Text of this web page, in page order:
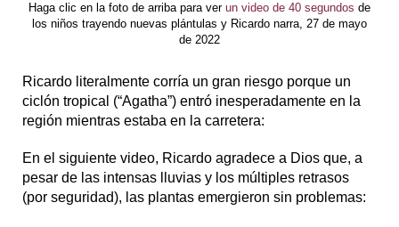
Haga clic en la foto de arriba para ver un video de 40 segundos de
los niños trayendo nuevas plántulas y Ricardo narra, 27 de mayo
de 2022
Ricardo literalmente corría un gran riesgo porque un
ciclón tropical (“Agatha”) entró inesperadamente en la
región mientras estaba en la carretera:
En el siguiente video, Ricardo agradece a Dios que, a
pesar de las intensas lluvias y los múltiples retrasos
(por seguridad), las plantas emergieron sin problemas: